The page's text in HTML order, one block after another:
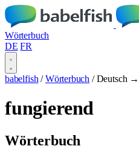
Wörterbuch
DE FR
babelfish / Wörterbuch / Deutsch
fungierend
Wörterbuch